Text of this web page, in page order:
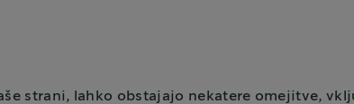
strani, lahko obstajajo nekatere omejitve,